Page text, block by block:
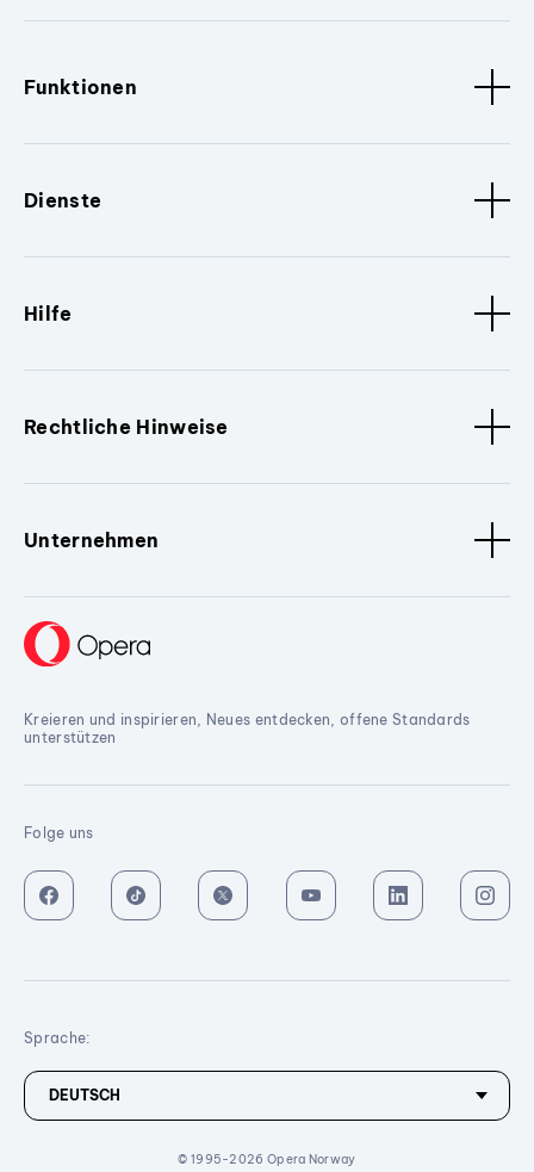
Funktionen
Dienste
Hilfe
Rechtliche Hinweise
Unternehmen
Kreieren und inspirieren, Neues entdecken, offene Standards
unterstützen
Folge uns
© 1995-2026 Opera Norway
Sprache: